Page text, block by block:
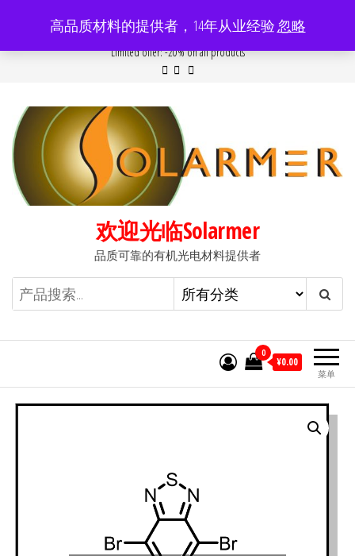
内
Popular searches:Women //Modern //New//Sale
Limited offer: -20% on all products
欢迎光临Solarmer
品质可靠的有机光电材料提供者
菜单
0
¥0.00
高品质材料的提供者，14年从业经验忽略